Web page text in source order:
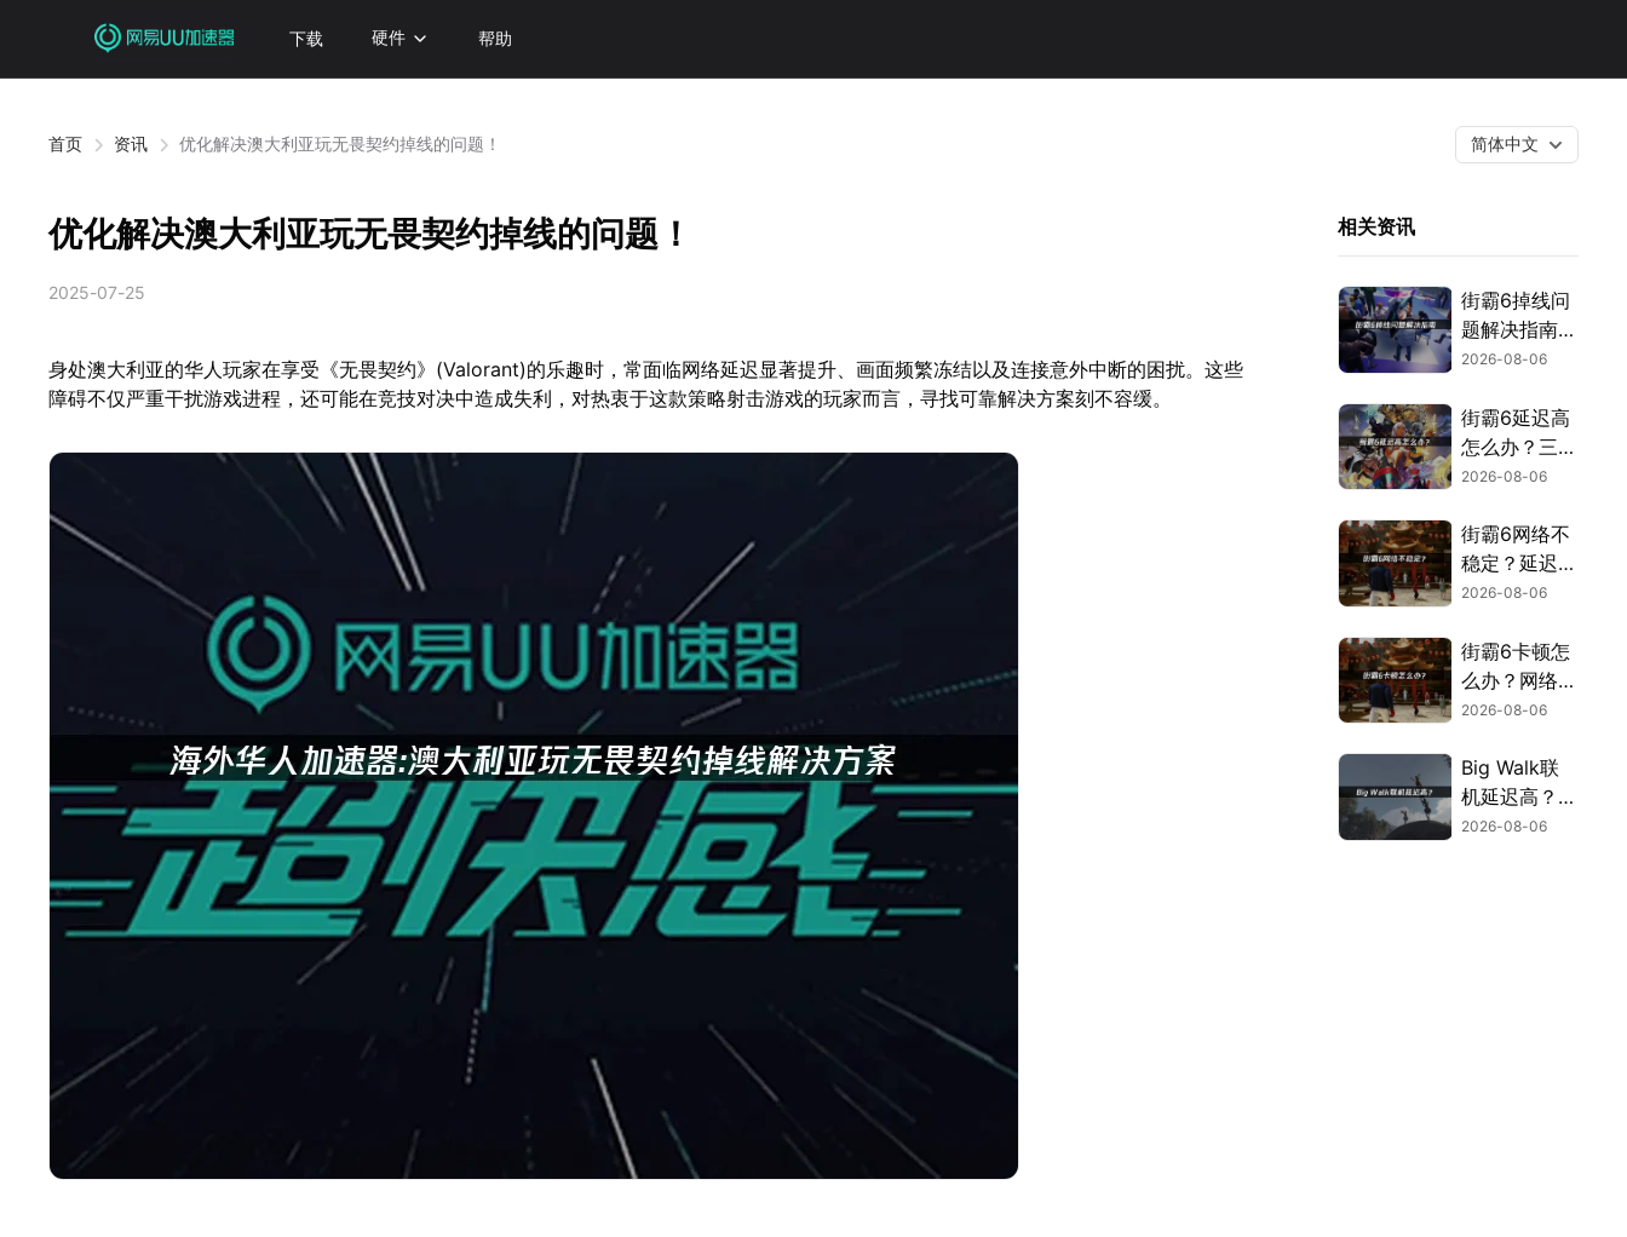
下载 硬件 帮助
首页 资讯 优化解决澳大利亚玩无畏契约掉线的问题！ 简体中文
优化解决澳大利亚玩无畏契约掉线的问题！
2025-07-25
身处澳大利亚的华人玩家在享受《无畏契约》(Valorant)的乐趣时，常面临网络延迟显著提升、画面频繁冻结以及连接意外中断的困扰。这些
障碍不仅严重干扰游戏进程，还可能在竞技对决中造成失利，对热衷于这款策略射击游戏的玩家而言，寻找可靠解决方案刻不容缓。
相关资讯
街霸6掉线问
题解决指南：
原因分析与网
2026-08-06
街霸6延迟高
怎么办？三类
诱因与优化解
2026-08-06
街霸6网络不
稳定？延迟掉
线完整解决指
2026-08-06
街霸6卡顿怎
么办？网络优
化解决方案！
2026-08-06
Big Walk联
机延迟高？快
速解决多人联
2026-08-06